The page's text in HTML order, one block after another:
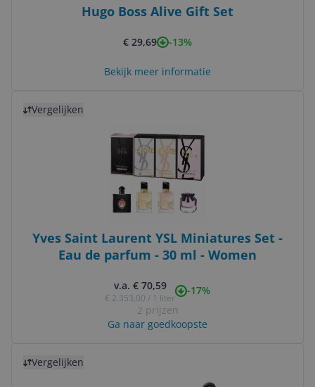
Hugo Boss Alive Gift Set
€ 29,69 -13%
Bekijk meer informatie
Vergelijken
Yves Saint Laurent YSL Miniatures Set -
Eau de parfum - 30 ml - Women
v.a. € 70,59
€ 2.353,00 / 1 liter
-17%
2 prijzen
Ga naar goedkoopste
Vergelijken